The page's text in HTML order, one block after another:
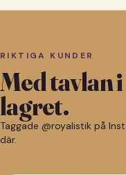
RIKTIGA KUNDER
Med tavlan
lagret.
Taggade @royalistik på
där.